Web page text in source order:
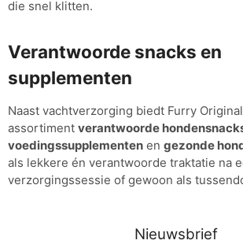
die snel klitten.
Verantwoorde snacks en
supplementen
Naast vachtverzorging biedt Furry
assortiment verantwoorde
voedingssupplementen en gezonde
als lekkere én verantwoorde traktatie na
verzorgingssessie of gewoon als
Nieuwsbrief